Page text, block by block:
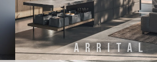
ARRITAL